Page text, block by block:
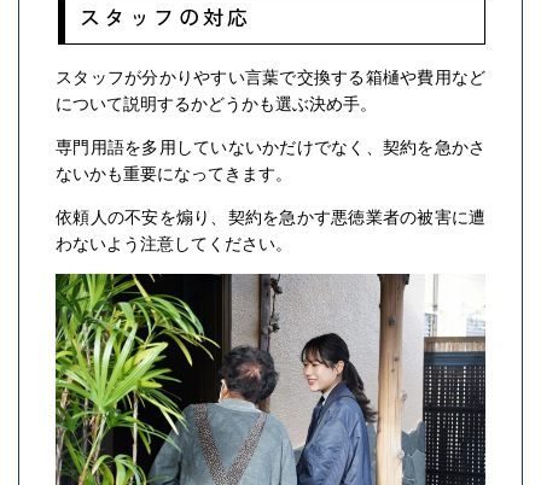
スタッフの対応
スタッフが分かりやすい言葉で交換する箱樋や費用など
について説明するかどうかも選ぶ決め手。
専門用語を多用していないかだけでなく、契約を急かさ
ないかも重要になってきます。
依頼人の不安を煽り、契約を急かす悪徳業者の被害に遭
わないよう注意してください。